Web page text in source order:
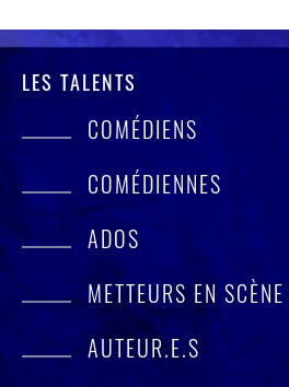
LES TALENTS
COMÉDIENS
COMÉDIENNES
ADOS
METTEURS EN SCÈNE
AUTEUR.E.S